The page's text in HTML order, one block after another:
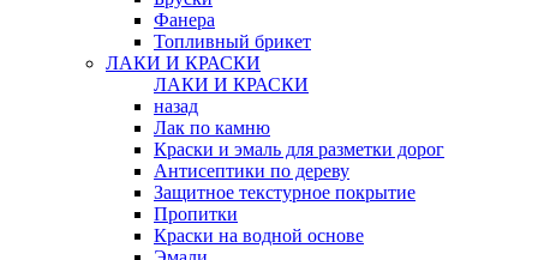
Фанера
Топливный брикет
ЛАКИ И КРАСКИ
ЛАКИ И КРАСКИ
назад
Лак по камню
Краски и эмаль для разметки дорог
Антисептики по дереву
Защитное текстурное покрытие
Пропитки
Краски на водной основе